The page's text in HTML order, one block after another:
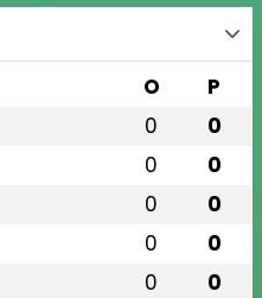
O P
0 0
0 0
0 0
0 0
0 0